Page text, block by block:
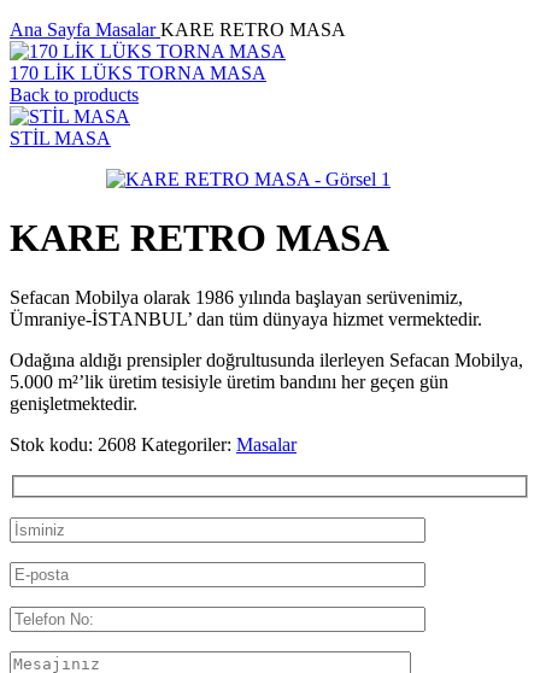
Ana Sayfa MasalarKARE RETRO MASA
170 LİK LÜKS TORNA MASA
Back to products
STİL MASA
KARE RETRO MASA
Sefacan Mobilya olarak 1986 yılında başlayan serüvenimiz,
Ümraniye-İSTANBUL’ dan tüm dünyaya hizmet vermektedir.
Odağına aldığı prensipler doğrultusunda ilerleyen Sefacan Mobilya,
5.000 m²’lik üretim tesisiyle üretim bandını her geçen gün
genişletmektedir.
Stok kodu: 2608 Kategoriler: Masalar